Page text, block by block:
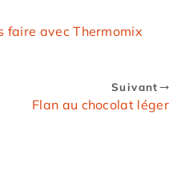
faire avec Thermomix
Suivant
Flan au chocolat léger